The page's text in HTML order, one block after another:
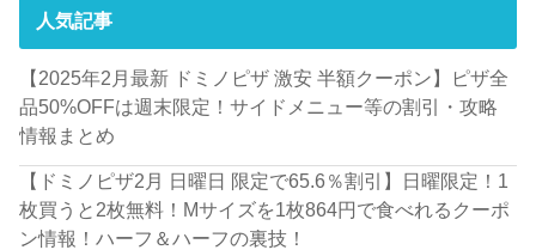
人気記事
【2025年2月最新 ドミノピザ 激安 半額クーポン】ピザ全
品50%OFFは週末限定！サイドメニュー等の割引・攻略
情報まとめ
【ドミノピザ2月 日曜日 限定で65.6％割引】日曜限定！1
枚買うと2枚無料！Mサイズを1枚864円で食べれるクーポ
ン情報！ハーフ＆ハーフの裏技！